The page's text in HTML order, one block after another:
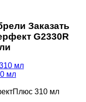
Заказать
G2330R
мл
310 мл